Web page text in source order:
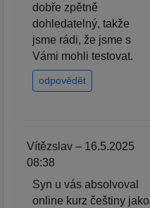
dobře zpětně
dohledatelný, takže
jsme rádi, že jsme s
Vámi mohli testovat.
odpovědět
Vítězslav – 16.5.2025
08:38
Syn u vás absolvoval
online kurz češtiny jako